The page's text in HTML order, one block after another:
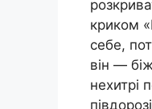
криком
себе,
він —
нехитрі